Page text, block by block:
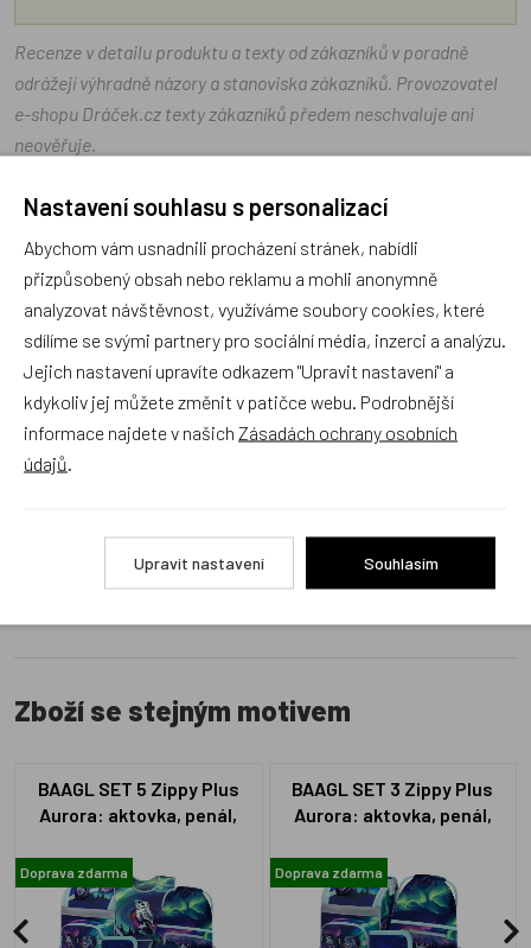
Recenze v detailu produktu a texty od zákazníků v poradně
odrážejí výhradně názory a stanoviska zákazníků. Provozovatel
e-shopu Dráček.cz texty zákazníků předem neschvaluje ani
neověřuje.
Zatím zde nejsou žádné dotazy. Buďte první, kdo se zeptá!
Recenze
Produkt zatím nemá žádné hodnocení,
Přidat hodnocení
Zboží se stejným motivem
BAAGL SET 5 Zippy Plus
Aurora: aktovka, penál,
GRS
Doprava zdarma
BAAGL SET 3 Zippy Plus
Aurora: aktovka, penál,
Doprava zdarma
Nastavení souhlasu s personalizací
Abychom vám usnadnili procházení stránek, nabídli
přizpůsobený obsah nebo reklamu a mohli anonymně
analyzovat návštěvnost, využíváme soubory cookies, které
sdílíme se svými partnery pro sociální média, inzerci a analýzu.
Jejich nastavení upravíte odkazem "Upravit nastavení" a
kdykoliv jej můžete změnit v patičce webu. Podrobnější
informace najdete v našich Zásadách ochrany osobních
údajů
Upravit nastavení Souhlasím